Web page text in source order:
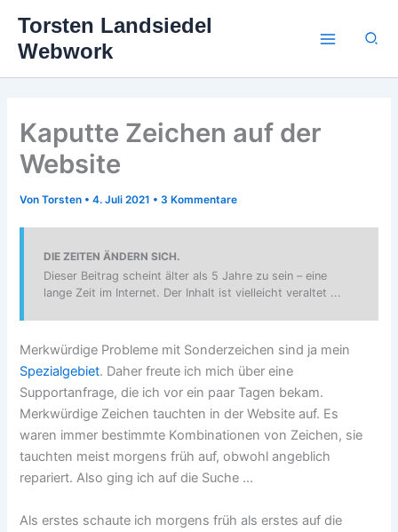
Inhalt
springen
Torsten Landsiedel
Webwork
Kaputte Zeichen auf der
Website
VonTorsten •4. Juli 2021 •3 Kommentare
DIE ZEITEN ÄNDERN SICH.
Dieser Beitrag scheint älter als 5 Jahre zu sein – eine
lange Zeit im Internet. Der Inhalt ist vielleicht veraltet ...
Merkwürdige Probleme mit Sonderzeichen sind ja mein
Spezialgebiet. Daher freute ich mich über eine
Supportanfrage, die ich vor ein paar Tagen bekam.
Merkwürdige Zeichen tauchten in der Website auf. Es
waren immer bestimmte Kombinationen von Zeichen, sie
tauchten meist morgens früh auf, obwohl angeblich
repariert. Also ging ich auf die Suche …
Als erstes schaute ich morgens früh als erstes auf die